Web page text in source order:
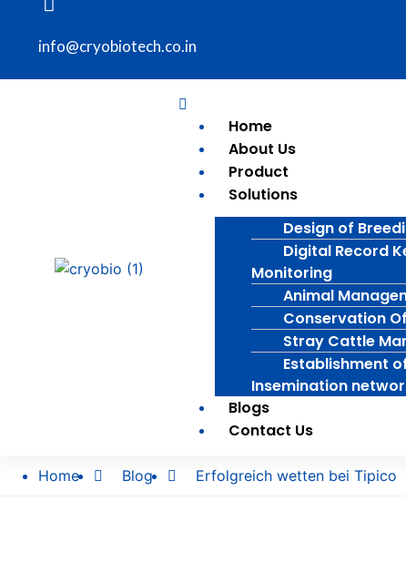
info@cryobiotech.co.in
Home
About Us
Product
Solutions
Design of
Digital Record
Monitoring
Animal
Conservation
Stray Cattle
Establishment
Insemination
Blogs
Contact Us
Home Blog Erfolgreich wetten bei Tipico